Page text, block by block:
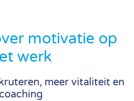
motivatie op
werk
meer vitaliteit en
coaching